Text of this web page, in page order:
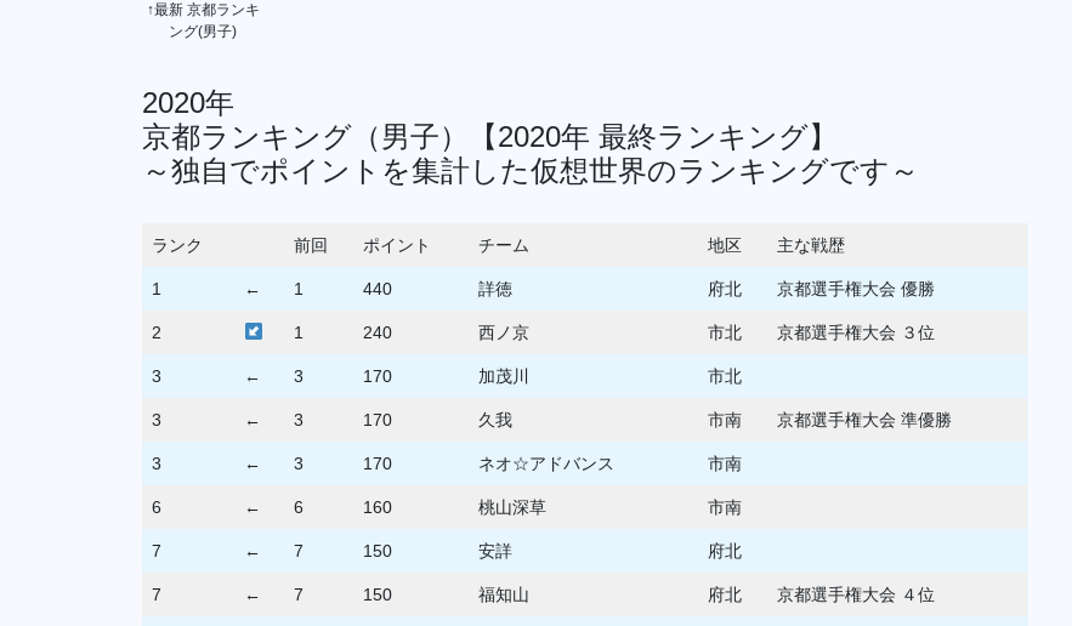
↑最新 京都ランキ
ング(男子)
2020年
京都ランキング（男子）【2020年 最終ランキング】
～独自でポイントを集計した仮想世界のランキングです～
ランク 前回 ポイント チーム 地区 主な戦歴
1 ← 1 440 詳徳 府北 京都選手権大会 優勝
2 1 240 西ノ京 市北 京都選手権大会 ３位
3 ← 3 170 加茂川 市北
3 ← 3 170 久我 市南 京都選手権大会 準優勝
3 ← 3 170 ネオ☆アドバンス 市南
6 ← 6 160 桃山深草 市南
7 ← 7 150 安詳 府北
7 ← 7 150 福知山 府北 京都選手権大会 ４位